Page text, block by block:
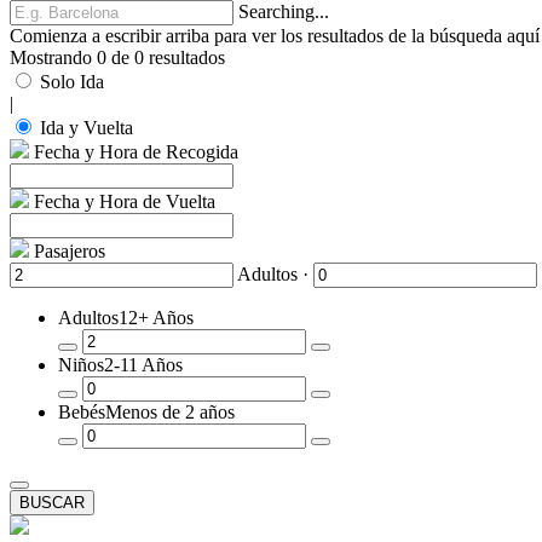
Searching...
Comienza a escribir arriba para ver los resultados de la búsqueda aquí
Mostrando 0 de 0 resultados
Solo Ida
|
Ida y Vuelta
Fecha y Hora de Recogida
Fecha y Hora de Vuelta
Pasajeros
Adultos ·
Adultos12+ Años
Quitar
un
Pasajero
Añadir
Pasajero
Niños2-11 Años
Quitar
un
Pasajero
Añadir
Pasajero
BebésMenos de 2 años
Quitar
Pasajero
Añadir
BUSCAR